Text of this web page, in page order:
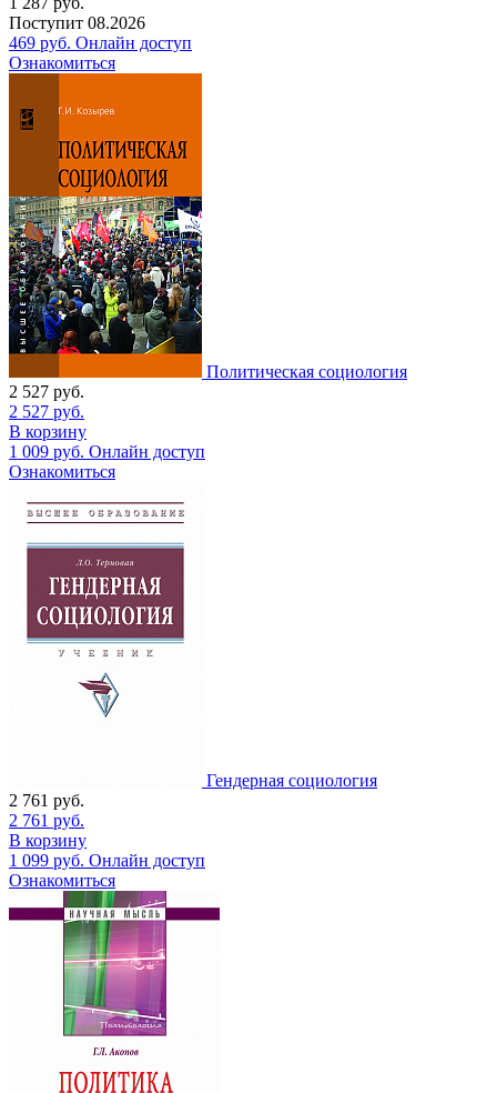
Поступит 08.2026
469 руб. Онлайн доступ
Ознакомиться
Политическая социология
2 527 руб.
2 527 руб.
В корзину
1 009 руб. Онлайн доступ
Ознакомиться
Гендерная социология
2 761 руб.
2 761 руб.
В корзину
1 099 руб. Онлайн доступ
Ознакомиться